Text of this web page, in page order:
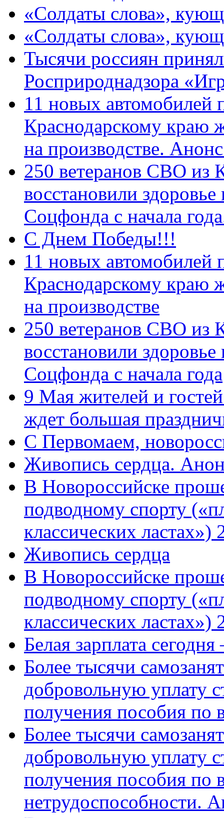
«Солдаты слова»,
«Солдаты слова»,
Тысячи россиян
Росприроднадзора
11 новых автомобилей
Краснодарскому краю
на производстве.
250 ветеранов СВО из
восстановили
Соцфонда с начала
С Днем Победы!!!
11 новых автомобилей
Краснодарскому краю
на производстве
250 ветеранов СВО из
восстановили
Соцфонда с начала года
9 Мая жителей и
ждет большая
C Первомаем,
Живопись сердца.
В Новороссийске
подводному спорту
классических
Живопись сердца
В Новороссийске
подводному спорту
классических ластах»)
Белая зарплата
Более тысячи
добровольную уплату
получения пособия по
Более тысячи
добровольную уплату
получения пособия по
нетрудоспособности.